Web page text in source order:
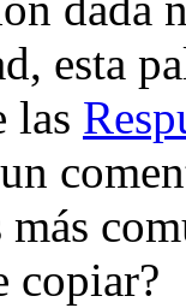
esta
las
copiar?